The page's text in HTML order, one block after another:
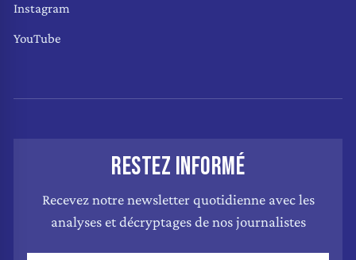
Instagram
YouTube
RESTEZ INFORMÉ
Recevez notre newsletter quotidienne avec les
analyses et décryptages de nos journalistes